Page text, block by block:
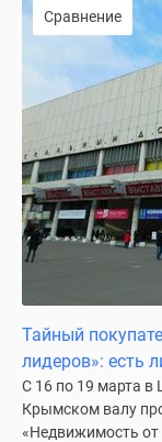
Сравнение
Тайный
лидеров»: есть
С 16 по 19 марта
Крымском валу
«Недвижимость от